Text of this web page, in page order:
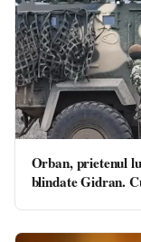
Orban, prietenul
blindate Gidran.